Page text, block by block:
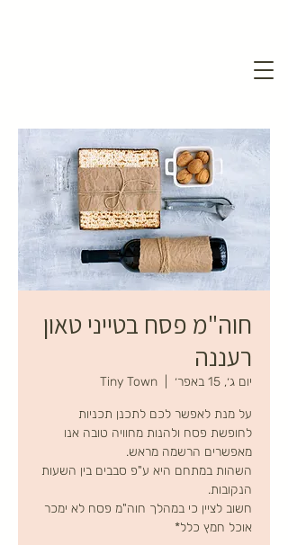
חוה"מ פסח בטייני טאון
רעננה
יום ג׳, 15 באפר׳ Tiny Town
על מנת לאפשר לכם לתכנן תכניות
לחופשת פסח ולהנות מחוויה טובה אנו
השהות במתחם היא ע"פ סבבים בין השעות
חשוב לציין כי במהלך חוה"מ פסח לא ימכר
אוכל חמץ כלל*